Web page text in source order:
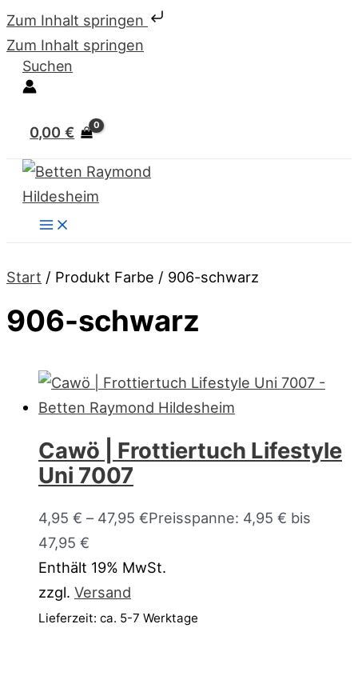
Zum Inhalt springen
Zum Inhalt springen
Suchen
0,00€
Start / Produkt Farbe / 906-schwarz
906-schwarz
Cawö | Frottiertuch Lifestyle
Uni 7007
4,95 € – 47,95 €Preisspanne: 4,95 € bis
47,95 €
Enthält 19% MwSt.
zzgl. Versand
Lieferzeit: ca. 5-7 Werktage